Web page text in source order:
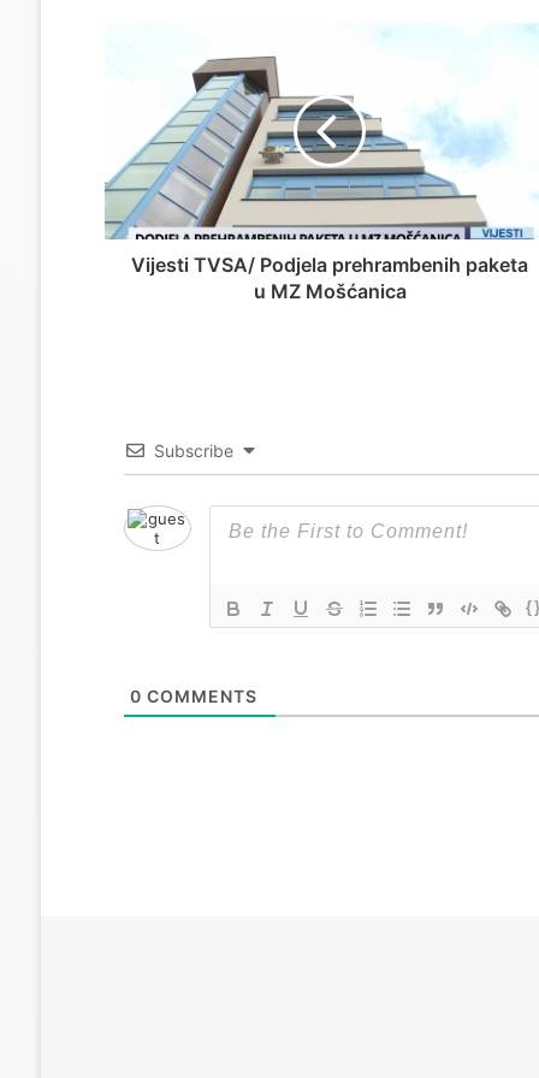
Vijesti TVSA/ Podjela prehrambenih paketa
u MZ Mošćanica
Subscribe
{}
0 COMMENTS